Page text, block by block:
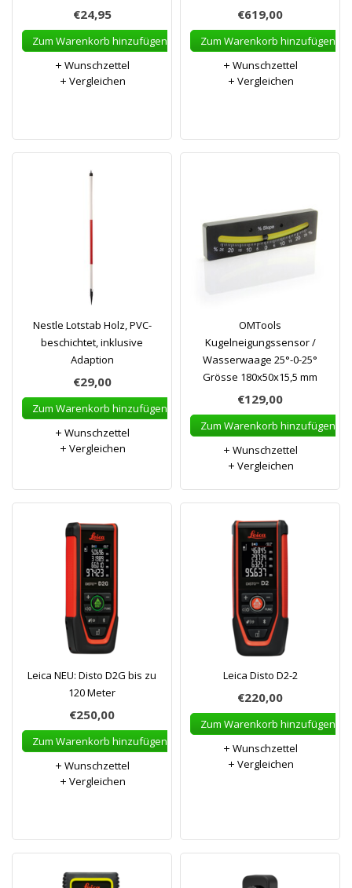
€24,95
Zum Warenkorb hinzufügen
Wunschzettel
Vergleichen
€619,00
Zum Warenkorb hinzufügen
Wunschzettel
Vergleichen
Nestle Lotstab Holz, PVC-
beschichtet, inklusive
Adaption
€29,00
Zum Warenkorb hinzufügen
Wunschzettel
Vergleichen
OMTools
Kugelneigungssensor /
Wasserwaage 25°-0-25°
Grösse 180x50x15,5 mm
€129,00
Zum Warenkorb hinzufügen
Wunschzettel
Vergleichen
Leica NEU: Disto D2G bis zu
120 Meter
€250,00
Zum Warenkorb hinzufügen
Wunschzettel
Vergleichen
Leica Disto D2-2
€220,00
Zum Warenkorb hinzufügen
Wunschzettel
Vergleichen